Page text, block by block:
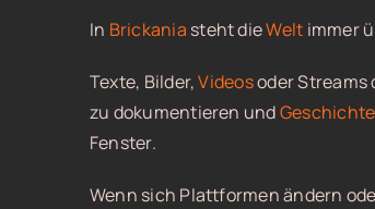
In Brickania steht dieWelt immer
Texte, Bilder,Videosoder Streams
zu dokumentieren undGeschichte
Fenster.
Wenn sich Plattformen ändern